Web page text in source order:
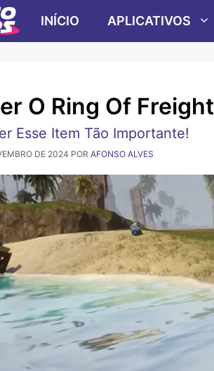
INÍCIO APLICATIVOS
O Ring Of
Esse Item Tão Importante!
DE 2024 POR AFONSO ALVES